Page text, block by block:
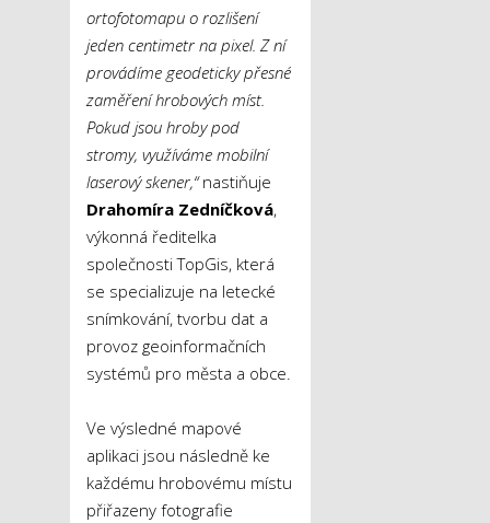
ortofotomapu o rozlišení
jeden centimetr na pixel. Z ní
provádíme geodeticky přesné
zaměření hrobových míst.
Pokud jsou hroby pod
stromy, využíváme mobilní
laserový skener,“nastiňuje
Drahomíra Zedníčková,
výkonná ředitelka
společnosti TopGis, která
se specializuje na letecké
snímkování, tvorbu dat a
provoz geoinformačních
systémů pro města a obce.
Ve výsledné mapové
aplikaci jsou následně ke
každému hrobovému místu
přiřazeny fotografie